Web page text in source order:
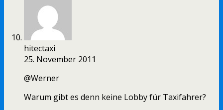
hitectaxi
25. November 2011
@Werner
Warum gibt es denn keine Lobby für Taxifahrer?